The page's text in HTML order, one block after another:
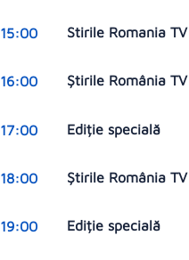
15:00 Stirile Romania TV
16:00 Ştirile România TV
17:00 Ediție specială
18:00 Ştirile România TV
19:00 Ediție specială